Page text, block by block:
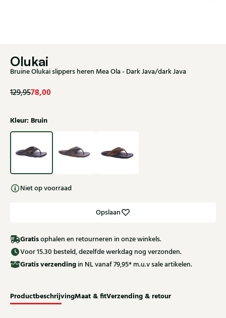
Olukai
Bruine Olukai slippers heren Mea Ola - Dark Java/dark Java
129,9578,00
Kleur: Bruin
Niet op voorraad
Opslaan
Gratisophalen en retourneren in onze winkels.
Voor 15.30 besteld, dezelfde werkdag nog verzonden.
Gratisverzending in NL vanaf 79,95* m.u.v sale artikelen.
ProductbeschrijvingMaat & fitVerzending & retour